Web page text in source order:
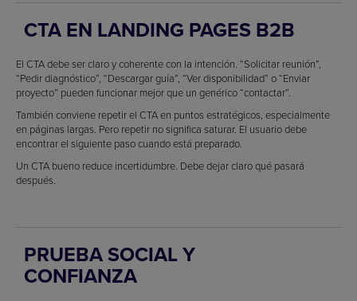
CTA EN LANDING PAGES B2B
El CTA debe ser claro y coherente con la intención. “Solicitar reunión”,
“Pedir diagnóstico”, “Descargar guía”, “Ver disponibilidad” o “Enviar
proyecto” pueden funcionar mejor que un genérico “contactar”.
También conviene repetir el CTA en puntos estratégicos, especialmente
en páginas largas. Pero repetir no significa saturar. El usuario debe
encontrar el siguiente paso cuando está preparado.
Un CTA bueno reduce incertidumbre. Debe dejar claro qué pasará
después.
PRUEBA SOCIAL Y
CONFIANZA